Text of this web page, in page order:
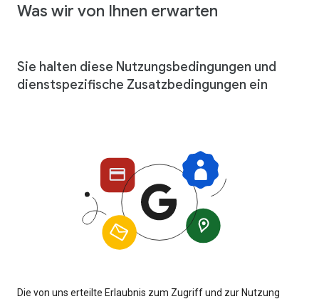
Was wir von Ihnen erwarten
Sie halten diese Nutzungsbedingungen und
dienstspezifische Zusatzbedingungen ein
Die von uns erteilte Erlaubnis zum Zugriff und zur Nutzung